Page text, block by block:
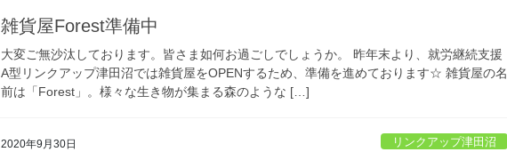
雑貨屋Forest準備中
大変ご無沙汰しております。皆さま如何お過ごしでしょうか。 昨年末より、就労継続支援
A型リンクアップ津田沼では雑貨屋をOPENするため、準備を進めております☆ 雑貨屋の名
前は「Forest」。様々な生き物が集まる森のような […]
2020年9月30日 リンクアップ津田沼